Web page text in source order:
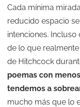
Cada mínima
reducido espacio
intenciones.
de lo que
de Hitchcock
poemas con
tendemos a
mucho más que lo